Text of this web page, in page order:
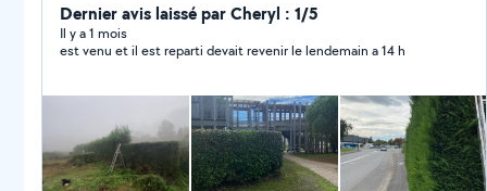
Dernier avis laissé par Cheryl : 1/5
Il y a 1 mois
est venu et il est reparti devait revenir le lendemain a 14 h